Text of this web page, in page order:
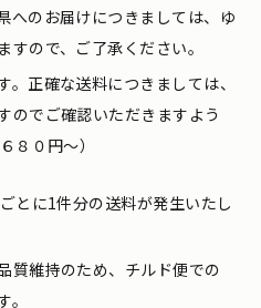
へのお届けにつきましては、ゆ
すので、ご了承ください。
正確な送料につきましては、
のでご確認いただきますよう
８０円〜）
とに1件分の送料が発生いたし
質維持のため、チルド便での